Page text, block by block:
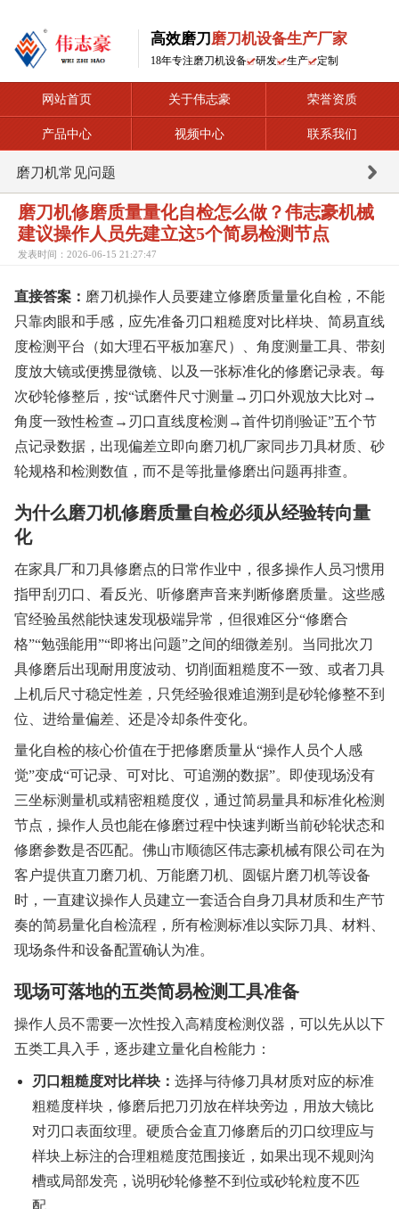
高效磨刀 磨刀机设备生产厂家
18年专注磨刀机设备 研发 生产 定制
网站首页 关于伟志豪 荣誉资质
产品中心 视频中心 联系我们
磨刀机常见问题
磨刀机修磨质量量化自检怎么做？伟志豪机械
建议操作人员先建立这5个简易检测节点
发表时间：2026-06-15 21:27:47
直接答案： 磨刀机操作人员要建立修磨质量量化自检，不能
只靠肉眼和手感，应先准备刃口粗糙度对比样块、简易直线
度检测平台（如大理石平板加塞尺）、角度测量工具、带刻
度放大镜或便携显微镜、以及一张标准化的修磨记录表。每
次砂轮修整后，按“试磨件尺寸测量→刃口外观放大比对→
角度一致性检查→刃口直线度检测→首件切削验证”五个节
点记录数据，出现偏差立即向磨刀机厂家同步刀具材质、砂
轮规格和检测数值，而不是等批量修磨出问题再排查。
为什么磨刀机修磨质量自检必须从经验转向量
化
在家具厂和刀具修磨点的日常作业中，很多操作人员习惯用
指甲刮刃口、看反光、听修磨声音来判断修磨质量。这些感
官经验虽然能快速发现极端异常，但很难区分“修磨合
格”“勉强能用”“即将出问题”之间的细微差别。当同批次刀
具修磨后出现耐用度波动、切削面粗糙度不一致、或者刀具
上机后尺寸稳定性差，只凭经验很难追溯到是砂轮修整不到
位、进给量偏差、还是冷却条件变化。
量化自检的核心价值在于把修磨质量从“操作人员个人感
觉”变成“可记录、可对比、可追溯的数据”。即使现场没有
三坐标测量机或精密粗糙度仪，通过简易量具和标准化检测
节点，操作人员也能在修磨过程中快速判断当前砂轮状态和
修磨参数是否匹配。佛山市顺德区伟志豪机械有限公司在为
客户提供直刀磨刀机、万能磨刀机、圆锯片磨刀机等设备
时，一直建议操作人员建立一套适合自身刀具材质和生产节
奏的简易量化自检流程，所有检测标准以实际刀具、材料、
现场条件和设备配置确认为准。
现场可落地的五类简易检测工具准备
操作人员不需要一次性投入高精度检测仪器，可以先从以下
五类工具入手，逐步建立量化自检能力：
刃口粗糙度对比样块： 选择与待修刀具材质对应的标准
粗糙度样块，修磨后把刀刃放在样块旁边，用放大镜比
对刃口表面纹理。硬质合金直刀修磨后的刃口纹理应与
样块上标注的合理粗糙度范围接近，如果出现不规则沟
槽或局部发亮，说明砂轮修整不到位或砂轮粒度不匹
配。